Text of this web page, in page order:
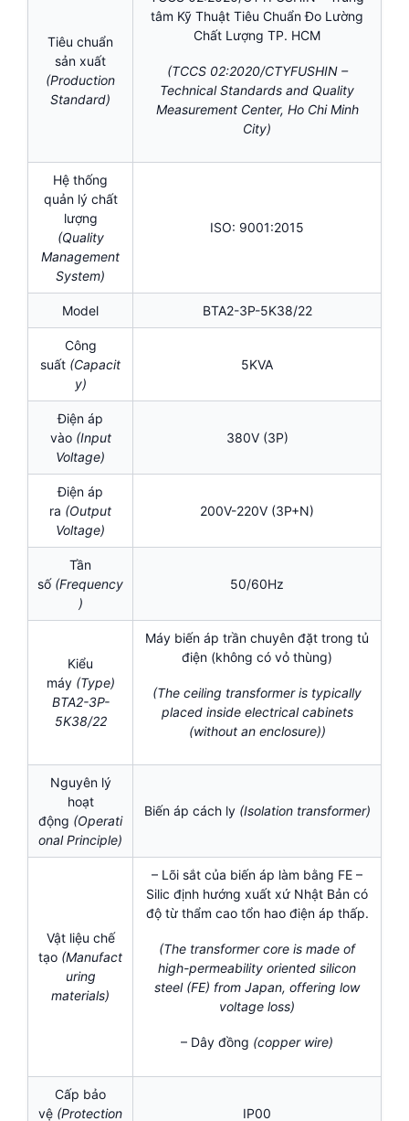
Tiêu chuẩn
sản xuất
(Production
Standard)
tâm Kỹ Thuật Tiêu Chuẩn Đo Lường
Chất Lượng TP. HCM
(TCCS 02:2020/CTYFUSHIN –
Technical Standards and Quality
Measurement Center, Ho Chi Minh
City)
Hệ thống
quản lý chất
lượng
(Quality
Management
System)
ISO: 9001:2015
Model BTA2-3P-5K38/22
Công
suất (Capacit
y)
5KVA
Điện áp
vào (Input
Voltage)
380V (3P)
Điện áp
ra (Output
Voltage)
200V-220V (3P+N)
Tần
số (Frequency
)
50/60Hz
Kiểu
máy (Type)
BTA2-3P-
5K38/22
Máy biến áp trần chuyên đặt trong tủ
điện (không có vỏ thùng)
(The ceiling transformer is typically
placed inside electrical cabinets
(without an enclosure))
Nguyên lý
hoạt
động (Operati
onal Principle)
Biến áp cách ly (Isolation transformer)
Vật liệu chế
tạo (Manufact
uring
materials)
– Lõi sắt của biến áp làm bằng FE –
Silic định hướng xuất xứ Nhật Bản có
độ từ thẩm cao tổn hao điện áp thấp.
(The transformer core is made of
high-permeability oriented silicon
steel (FE) from Japan, offering low
voltage loss)
– Dây đồng (copper wire)
Cấp bảo
vệ (Protection
IP00